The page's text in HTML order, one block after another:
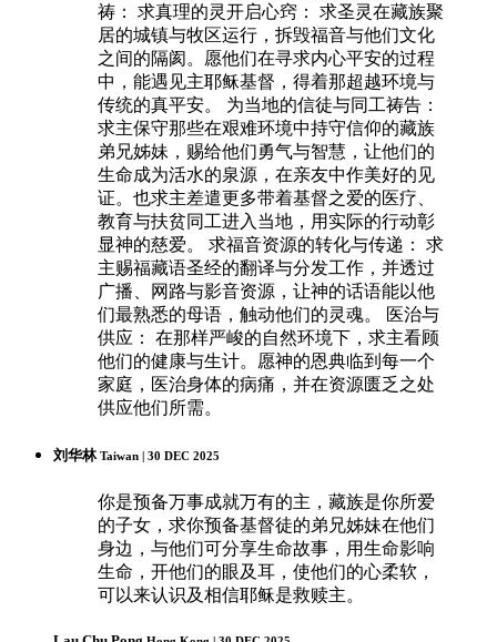
祷： 求真理的灵开启心窍： 求圣灵在藏族聚
居的城镇与牧区运行，拆毁福音与他们文化
之间的隔阂。愿他们在寻求内心平安的过程
中，能遇见主耶稣基督，得着那超越环境与
传统的真平安。 为当地的信徒与同工祷告：
求主保守那些在艰难环境中持守信仰的藏族
弟兄姊妹，赐给他们勇气与智慧，让他们的
生命成为活水的泉源，在亲友中作美好的见
证。也求主差遣更多带着基督之爱的医疗、
教育与扶贫同工进入当地，用实际的行动彰
显神的慈爱。 求福音资源的转化与传递： 求
主赐福藏语圣经的翻译与分发工作，并透过
广播、网路与影音资源，让神的话语能以他
们最熟悉的母语，触动他们的灵魂。 医治与
供应： 在那样严峻的自然环境下，求主看顾
他们的健康与生计。愿神的恩典临到每一个
家庭，医治身体的病痛，并在资源匮乏之处
供应他们所需。
刘华林 Taiwan | 30 DEC 2025
你是预备万事成就万有的主，藏族是你所爱
的子女，求你预备基督徒的弟兄姊妹在他们
身边，与他们可分享生命故事，用生命影响
生命，开他们的眼及耳，使他们的心柔软，
可以来认识及相信耶稣是救赎主。